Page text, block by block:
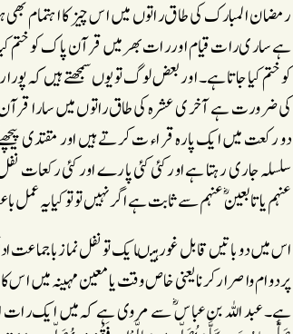
رمضان المبارک کی طاق راتوں میں اس چیز کا اہتمام
ہے ساری رات قیام اور رات بھر میں قرآن پاک کو ختم
کو ختم کیا جاتا ہے۔ اور بعض لو گ تو یوں سمجھتے ہیں کہ
کی ضرورت ہے آخری عشرہ کی طاق راتوں میں سارا
دو رکعت میں ایک پارہ قراء ت کرتے ہیں اور مقتدی
سلسلہ جاری رہتا ہے اور کئی کئی پارے اور کئی رکعات
عنہم یا تابعین ؓ عنہم سے ثابت ہے اگر نہیں تو تو کیا یہ
اس میں دو باتیں قابل غور ہیںایک تو نفل نماز با جماعت
پر دوام واصرار کرنا یعنی خاص وقت یا معین مہینہ
ہے۔ عبد اللہ بن عباس ؓ سے مروی ہے کہ میں ایک رات